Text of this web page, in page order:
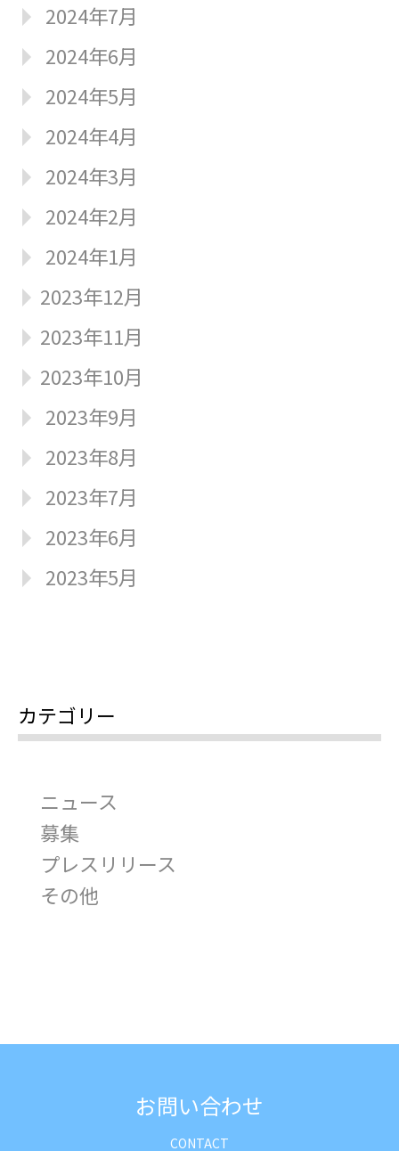
2024年7月
2024年6月
2024年5月
2024年4月
2024年3月
2024年2月
2024年1月
2023年12月
2023年11月
2023年10月
2023年9月
2023年8月
2023年7月
2023年6月
2023年5月
カテゴリー
ニュース
募集
プレスリリース
その他
お問い合わせ